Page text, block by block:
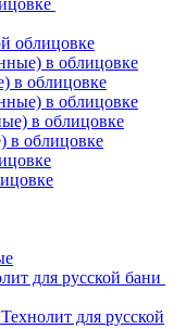
облицовке
в облицовке
в облицовке
в облицовке
в облицовке
в облицовке
для русской бани
для русской